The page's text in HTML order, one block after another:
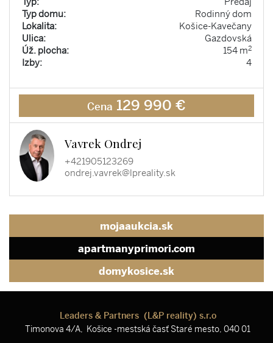
Typ domu:
Rodinný dom
Lokalita:
Košice-Kavečany
Ulica:
Gazdovská
Úž. plocha:
154 m2
Izby: 4
Cena 129 990 €
Vavrek Ondrej
+421905123269
ondrej.vavrek@lpreality.sk
mojaaukcia.sk
apartmanyprimori.com
domykosice.sk
Leaders & Partners (L&P reality) s.r.o
Timonova 4/A, Košice -mestská časť Staré mesto, 040 01